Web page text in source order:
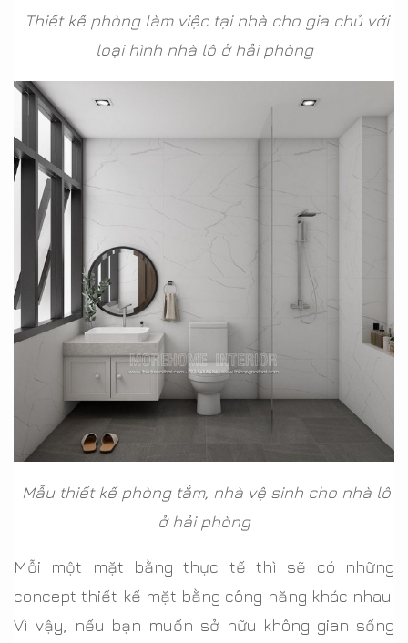
Thiết kế phòng làm việc tại nhà cho gia chủ với
loại hình nhà lô ở hải phòng
Mẫu thiết kế phòng tắm, nhà vệ sinh cho nhà lô
ở hải phòng
Mỗi một mặt bằng thực tế thì sẽ có những
concept thiết kế mặt bằng công năng khác nhau.
Vì vậy, nếu bạn muốn sở hữu không gian sống